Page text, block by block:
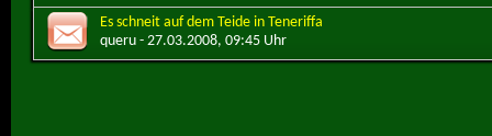
Es schneit auf dem Teide in Teneriffa
queru - 27.03.2008, 09:45 Uhr